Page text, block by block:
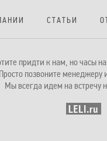
СТАТЬИ
придти к нам, но часы
Просто позвоните менеджеру
Мы всегда идем на встречу